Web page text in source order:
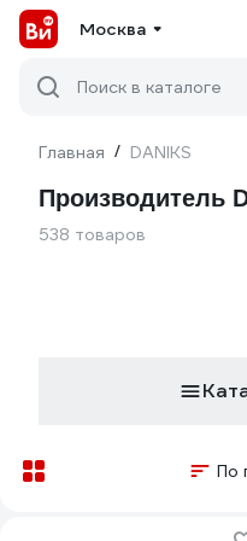
Москва
Поиск в каталоге
Главная / DANIKS
Производитель
538 товаров
По